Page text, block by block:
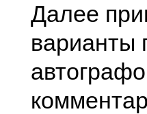
Далее
варианты